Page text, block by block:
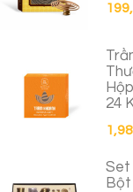
24
Set
Bột